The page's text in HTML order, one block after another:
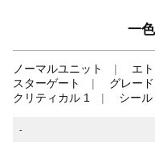
一
ノーマルユニット エ
スターゲート
グレー
クリティカル 1
シー
-